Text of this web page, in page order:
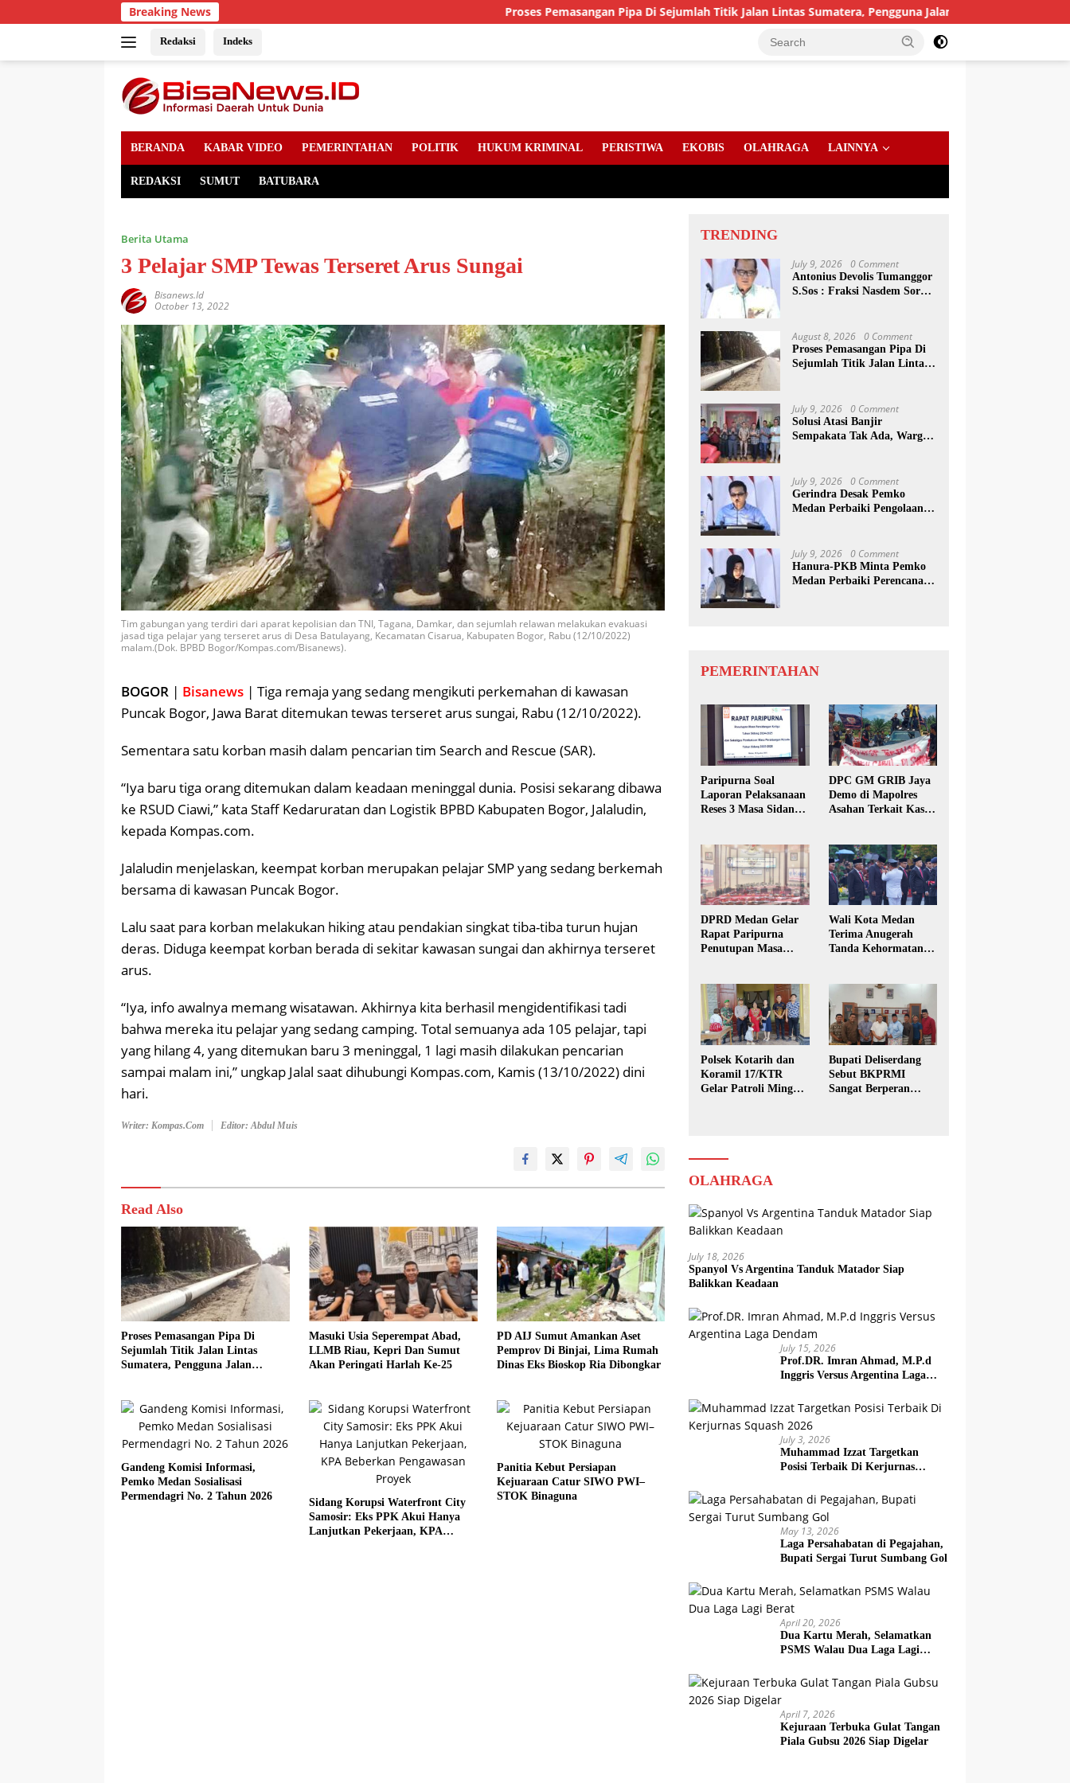
to
Breaking News Proses Pemasangan Pipa Di Sejumlah Titik Jalan Lintas Sumatera, Pengguna Jalan diimbau Untuk meningkatkan
Redaksi Indeks
BERANDA KABAR VIDEO PEMERINTAHAN POLITIK HUKUM KRIMINAL PERISTIWA EKOBIS OLAHRAGA LAINNYA
REDAKSI SUMUT BATUBARA
Berita Utama
3 Pelajar SMP Tewas Terseret Arus Sungai
Bisanews.id
October 13, 2022
Tim gabungan yang terdiri dari aparat kepolisian dan TNI, Tagana, Damkar, dan sejumlah relawan melakukan evakuasi
jasad tiga pelajar yang terseret arus di Desa Batulayang, Kecamatan Cisarua, Kabupaten Bogor, Rabu (12/10/2022)
malam.(Dok. BPBD Bogor/Kompas.com/Bisanews).
BOGOR | Bisanews | Tiga remaja yang sedang mengikuti perkemahan di kawasan
Puncak Bogor, Jawa Barat ditemukan tewas terseret arus sungai, Rabu (12/10/2022).
Sementara satu korban masih dalam pencarian tim Search and Rescue (SAR).
“Iya baru tiga orang ditemukan dalam keadaan meninggal dunia. Posisi sekarang dibawa
ke RSUD Ciawi,” kata Staff Kedaruratan dan Logistik BPBD Kabupaten Bogor, Jalaludin,
kepada Kompas.com.
Jalaludin menjelaskan, keempat korban merupakan pelajar SMP yang sedang berkemah
bersama di kawasan Puncak Bogor.
Lalu saat para korban melakukan hiking atau pendakian singkat tiba-tiba turun hujan
deras. Diduga keempat korban berada di sekitar kawasan sungai dan akhirnya terseret
arus.
“Iya, info awalnya memang wisatawan. Akhirnya kita berhasil mengidentifikasi tadi
bahwa mereka itu pelajar yang sedang camping. Total semuanya ada 105 pelajar, tapi
yang hilang 4, yang ditemukan baru 3 meninggal, 1 lagi masih dilakukan pencarian
sampai malam ini,” ungkap Jalal saat dihubungi Kompas.com, Kamis (13/10/2022) dini
hari.
Writer: Kompas.com Editor: Abdul Muis
Read Also
Proses Pemasangan Pipa Di
Sejumlah Titik Jalan Lintas
Sumatera, Pengguna Jalan
Masuki Usia Seperempat Abad,
LLMB Riau, Kepri Dan Sumut
Akan Peringati Harlah Ke-25
PD AIJ Sumut Amankan Aset
Pemprov Di Binjai, Lima Rumah
Dinas Eks Bioskop Ria Dibongkar
Gandeng Komisi Informasi,
Pemko Medan Sosialisasi
Permendagri No. 2 Tahun 2026
Sidang Korupsi Waterfront City
Samosir: Eks PPK Akui Hanya
Lanjutkan Pekerjaan, KPA
Panitia Kebut Persiapan
Kejuaraan Catur SIWO PWI–
STOK Binaguna
TRENDING
July 9, 2026 0 Comment
Antonius Devolis Tumanggor
S.Sos : Fraksi Nasdem Soroti
August 8, 2026 0 Comment
Proses Pemasangan Pipa Di
Sejumlah Titik Jalan Lintas
meningkatkan Kewaspadaan
July 9, 2026 0 Comment
Solusi Atasi Banjir
Sempakata Tak Ada, Warga
July 9, 2026 0 Comment
Gerindra Desak Pemko
Medan Perbaiki Pengolaan
July 9, 2026 0 Comment
Hanura-PKB Minta Pemko
Medan Perbaiki Perencanaan
PEMERINTAHAN
Paripurna Soal
Laporan Pelaksanaan
Reses 3 Masa Sidang
DPC GM GRIB Jaya
Demo di Mapolres
Asahan Terkait Kasus
DPRD Medan Gelar
Rapat Paripurna
Penutupan Masa
Wali Kota Medan
Terima Anugerah
Tanda Kehormatan
Polsek Kotarih dan
Koramil 17/KTR
Gelar Patroli Minggu
Bupati Deliserdang
Sebut BKPRMI
Sangat Berperan
OLAHRAGA
July 18, 2026
Spanyol Vs Argentina Tanduk Matador Siap
Balikkan Keadaan
July 15, 2026
Prof.DR. Imran Ahmad, M.P.d
Inggris Versus Argentina Laga
July 3, 2026
Muhammad Izzat Targetkan
Posisi Terbaik Di Kerjurnas
May 13, 2026
Laga Persahabatan di Pegajahan,
Bupati Sergai Turut Sumbang Gol
April 20, 2026
Dua Kartu Merah, Selamatkan
PSMS Walau Dua Laga Lagi
April 7, 2026
Kejuraan Terbuka Gulat Tangan
Piala Gubsu 2026 Siap Digelar